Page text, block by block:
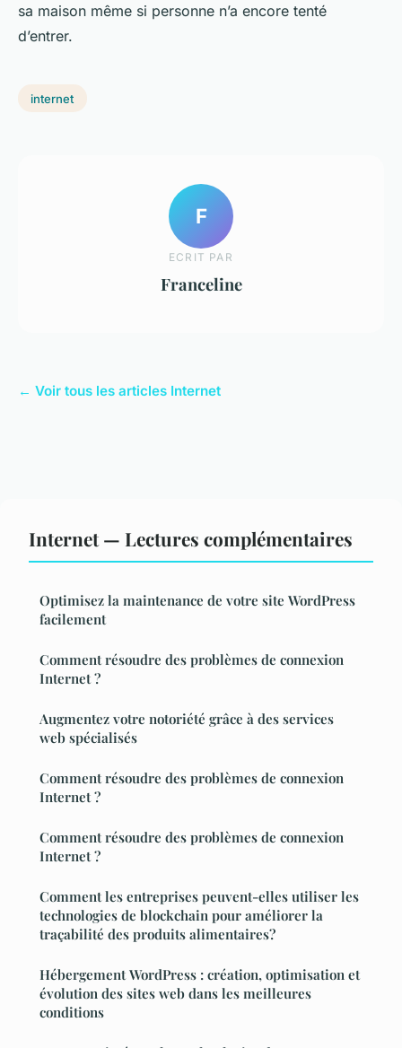
sa maison même si personne n’a encore tenté
d’entrer.
internet
F
ECRIT PAR
Franceline
← Voir tous les articles Internet
Internet — Lectures complémentaires
Optimisez la maintenance de votre site WordPress
facilement
Comment résoudre des problèmes de connexion
Internet ?
Augmentez votre notoriété grâce à des services
web spécialisés
Comment résoudre des problèmes de connexion
Internet ?
Comment résoudre des problèmes de connexion
Internet ?
Comment les entreprises peuvent-elles utiliser les
technologies de blockchain pour améliorer la
traçabilité des produits alimentaires?
Hébergement WordPress : création, optimisation et
évolution des sites web dans les meilleures
conditions